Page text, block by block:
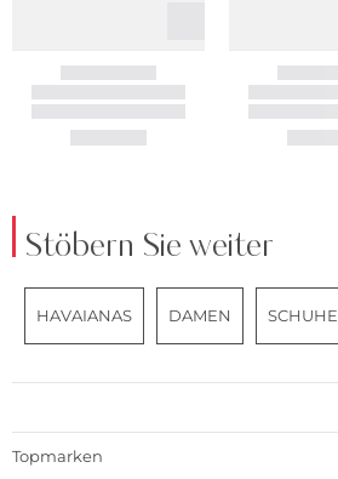
Stöbern Sie weiter
HAVAIANAS DAMEN SCHUHE
Topmarken